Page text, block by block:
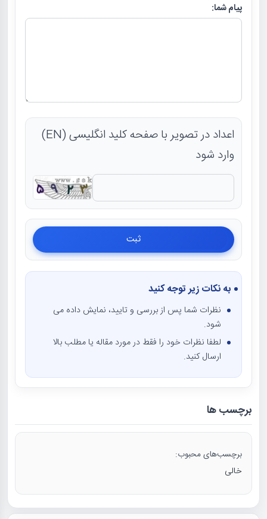
پیام شما:
اعداد در تصویر با صفحه کلید انگلیسی (EN)
وارد شود
به نکات زیر توجه کنید
نظرات شما پس از بررسی و تایید، نمایش داده می
شود.
لطفا نظرات خود را فقط در مورد مقاله یا مطلب بالا
ارسال کنید.
برچسب ها
برچسب‌های محبوب:
خالی